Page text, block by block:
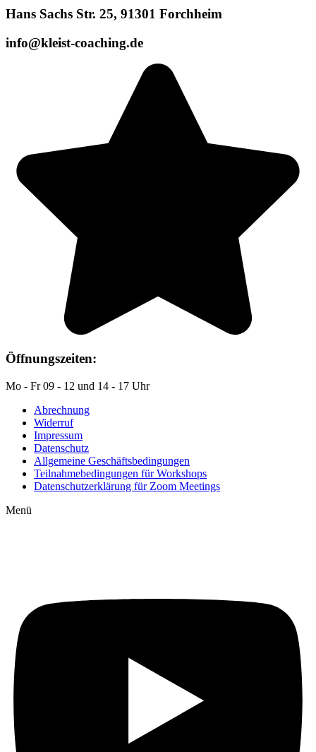
Hans Sachs Str. 25, 91301 Forchheim
info@kleist-coaching.de
Öffnungszeiten:
Mo - Fr 09 - 12 und 14 - 17 Uhr
Abrechnung
Widerruf
Impressum
Datenschutz
Allgemeine Geschäftsbedingungen
Teilnahmebedingungen für Workshops
Datenschutzerklärung für Zoom Meetings
Menü